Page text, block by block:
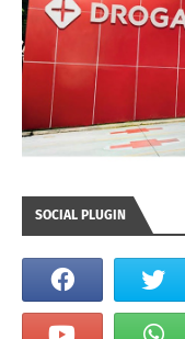
SOCIAL PLUGIN